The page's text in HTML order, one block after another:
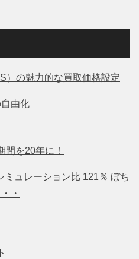
）の魅力的な買取価格設定
由化
間を20年に！
ミュレーション比 121％ ぼち
・